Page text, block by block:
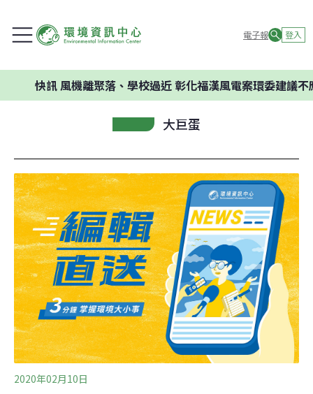
電子報 登入
風機離聚落、學校過近 彰化福漢風電案環委建議不應開發
大巨蛋
2020年02月10日